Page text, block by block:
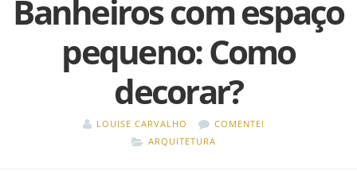
Banheiros com espaço
pequeno: Como
decorar?
LOUISE CARVALHO
COMENTE!
ARQUITETURA